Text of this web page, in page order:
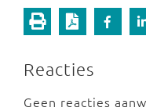
Reacties
Geen reacties